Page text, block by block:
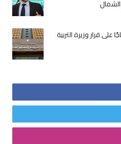
على قرار وزيرة التربية